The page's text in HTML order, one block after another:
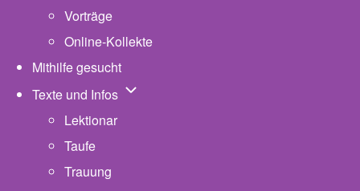
Vorträge
Online-Kollekte
Mithilfe gesucht
Texte und Infos Unternavigation von Texte und Infos
Lektionar
Taufe
Trauung